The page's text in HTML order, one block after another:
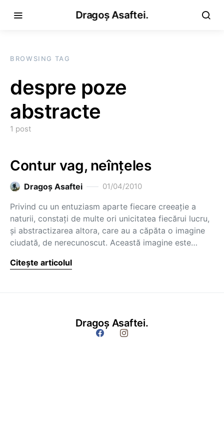
Dragoș Asaftei.
BROWSING TAG
despre poze
abstracte
1 post
Contur vag, neînţeles
Dragoş Asaftei 01/04/2010
Privind cu un entuziasm aparte fiecare creeaţie a
naturii, constaţi de multe ori unicitatea fiecărui lucru,
şi abstractizarea altora, care au a căpăta o imagine
ciudată, de nerecunoscut. Această imagine este…
Citește articolul
Dragoș Asaftei.